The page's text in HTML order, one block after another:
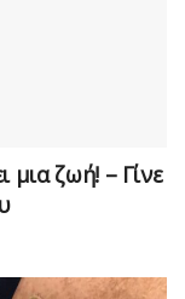
μια ζωή! – Γίνε